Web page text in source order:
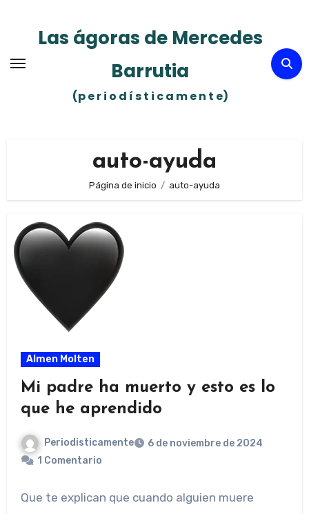
contenidoLas ágoras de Mercedes
Barrutia
(p e r i o d í s t i c a m e n t e)
auto-ayuda
Página de inicio auto-ayuda
Almen Molten
Mi padre ha muerto y esto es lo
que he aprendido
Periodisticamente
6 de noviembre de 2024
1 Comentario
Que te explican que cuando alguien muere